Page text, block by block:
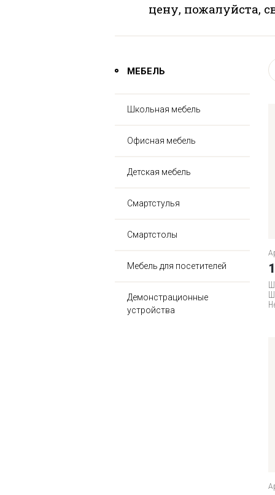
цену, пожалуйста,
МЕБЕЛЬ
Школьная мебель
Офисная мебель
Детская мебель
Смартстулья
Смартстолы
Мебель для посетителей
Демонстрационные
устройства